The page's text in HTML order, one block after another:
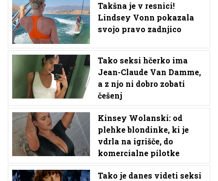
Takšna je v resnici!
Lindsey Vonn pokazala
svojo pravo zadnjico
Tako seksi hčerko ima
Jean-Claude Van Damme,
a z njo ni dobro zobati
češenj
Kinsey Wolanski: od
plehke blondinke, ki je
vdrla na igrišče, do
komercialne pilotke
Tako je danes videti seksi